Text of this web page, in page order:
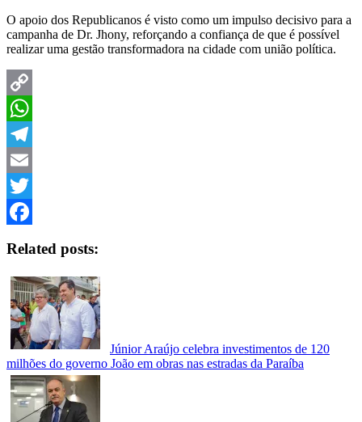
O apoio dos Republicanos é visto como um impulso decisivo para a
campanha de Dr. Jhony, reforçando a confiança de que é possível
realizar uma gestão transformadora na cidade com união política.
Copy
Link
WhatsApp
Telegram
Email
Twitter
Related posts:
Júnior Araújo celebra investimentos de 120
milhões do governo João em obras nas estradas da Paraíba